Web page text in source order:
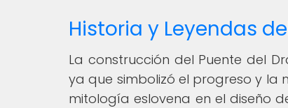
Historia y Leyendas
La construcción del Puente del
ya que simbolizó el progreso y la
mitología eslovena en el diseño